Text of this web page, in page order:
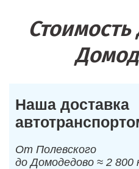
Стоимость
Наша доставка
От Полевского
до Домодедово ≈ 2 800